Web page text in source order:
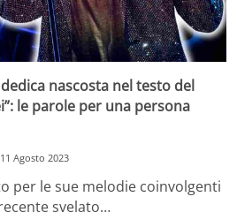
nascosta nel testo del
le parole per una persona
11 Agosto 2023
per le sue melodie coinvolgenti
svelato…